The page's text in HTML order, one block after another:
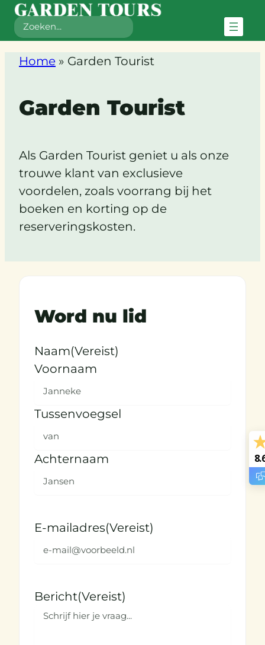
inhoud
Zoeken
Home » Garden Tourist
Garden Tourist
Als Garden Tourist geniet u als onze
trouwe klant van exclusieve
voordelen, zoals voorrang bij het
boeken en korting op de
reserveringskosten.
Word nu lid
Naam(Vereist)
Voornaam
Tussenvoegsel
Achternaam
E-mailadres(Vereist)
Bericht(Vereist)